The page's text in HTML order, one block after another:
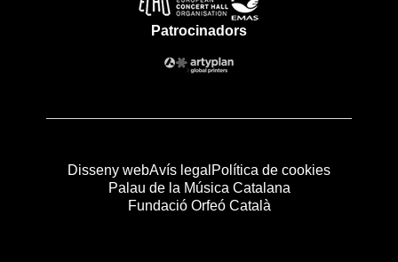
Patrocinadors
Disseny webAvís legal Política de cookies
Palau de la Música Catalana
Fundació Orfeó Català